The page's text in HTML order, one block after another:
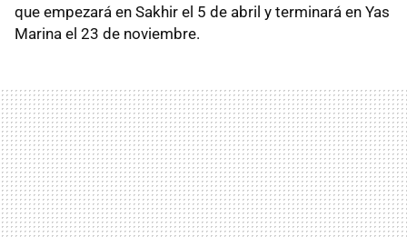
que empezará en Sakhir el 5 de abril y terminará en Yas
Marina el 23 de noviembre.